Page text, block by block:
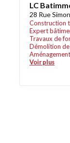
LC
28 Rue
Construction
Expert
Travaux de
Démolition
Voir plus